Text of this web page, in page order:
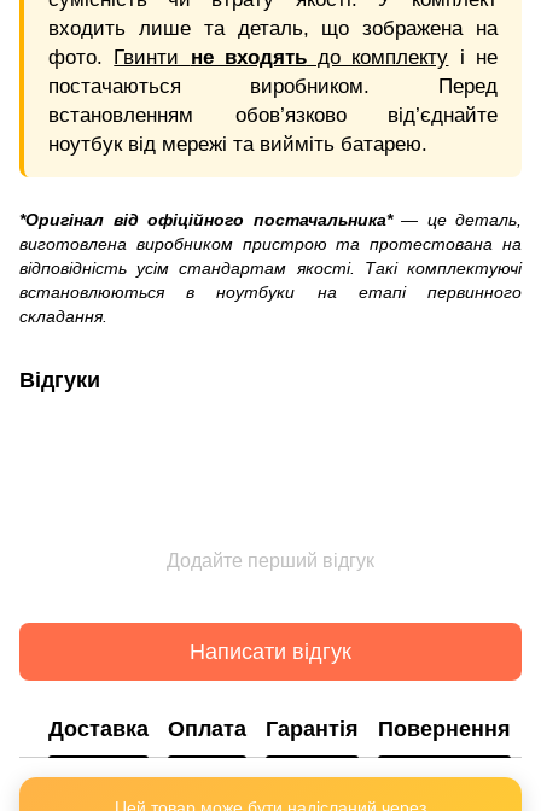
входить лише та деталь, що зображена на
фото.
Гвинти не входятьдо комплекту і не
постачаються виробником. Перед
встановленням обов’язково від’єднайте
ноутбук від мережі та вийміть батарею.
*Оригінал від офіційного постачальника*— це деталь,
виготовлена виробником пристрою та протестована на
відповідність усім стандартам якості. Такі комплектуючі
встановлюються в ноутбуки на етапі первинного
складання.
Відгуки
Додайте перший відгук
Написати відгук
Доставка Оплата Гарантія Повернення